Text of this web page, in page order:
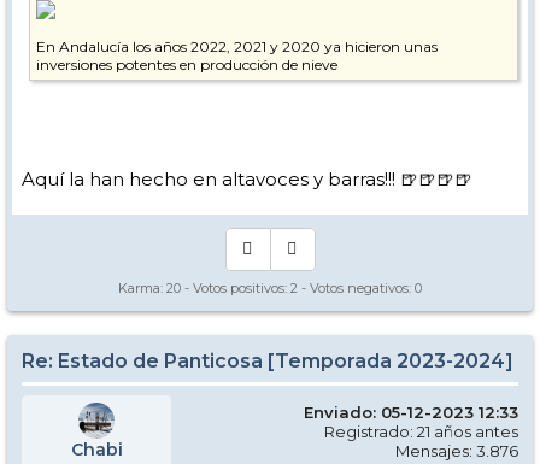
En Andalucía los años 2022, 2021 y 2020 ya hicieron unas
inversiones potentes en producción de nieve
Aquí la han hecho en altavoces y barras!!! 🍺🍺🍺🍺
Karma: 20 - Votos positivos: 2 - Votos negativos: 0
Re: Estado de Panticosa [Temporada 2023-2024]
Chabi
Enviado: 05-12-2023 12:33
Registrado: 21 años antes
Mensajes: 3.876